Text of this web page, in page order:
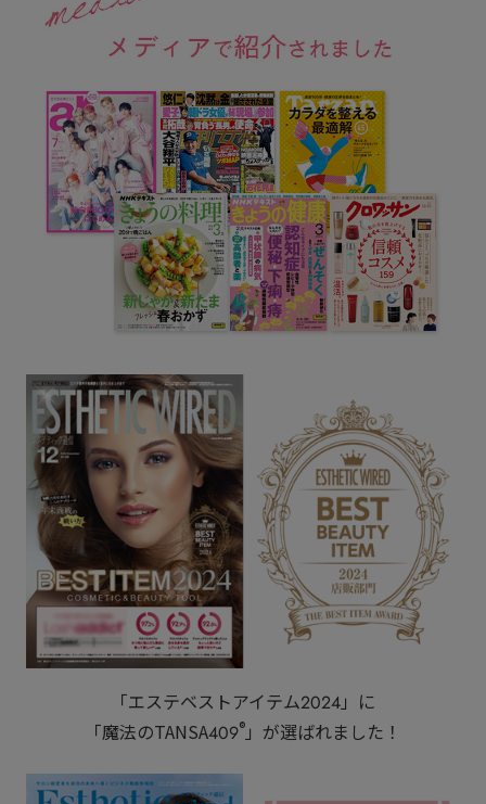
「エステベストアイテム2024」に
「魔法のTANSA409® 」が選ばれました！